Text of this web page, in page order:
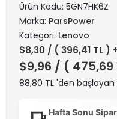
Ürün Kodu: 5GN7HK6Z
Marka: ParsPower
Kategori: Lenovo
$8,30 / ( 396,41 TL )
$9,96 / ( 475,69
88,80 TL 'den
Hafta Sonu